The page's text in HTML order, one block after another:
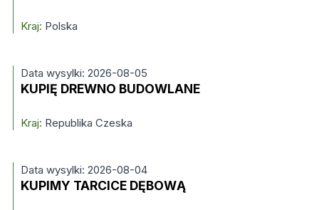
Kraj: Polska
Data wysylki: 2026-08-05
KUPIĘ DREWNO BUDOWLANE
Kraj: Republika Czeska
Data wysylki: 2026-08-04
KUPIMY TARCICE DĘBOWĄ